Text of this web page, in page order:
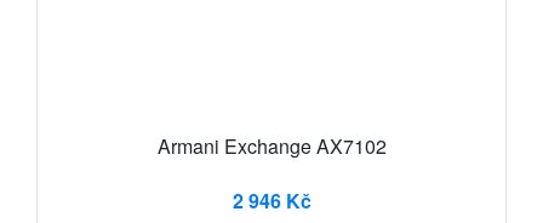
Armani Exchange AX7102
2 946 Kč